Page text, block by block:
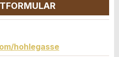
hohlegasse